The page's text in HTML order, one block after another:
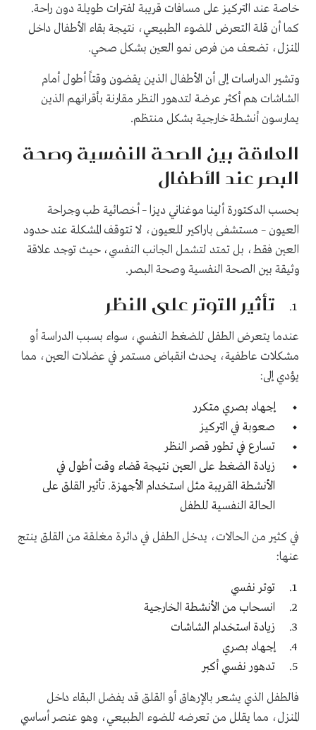
خاصة عند التركيز على مسافات قريبة لفترات طويلة دون راحة.
كما أن قلة التعرض للضوء الطبيعي، نتيجة بقاء الأطفال داخل
المنزل، تضعف من فرص نمو العين بشكل صحي.
وتشير الدراسات إلى أن الأطفال الذين يقضون وقتاً أطول أمام
الشاشات هم أكثر عرضة لتدهور النظر مقارنة بأقرانهم الذين
يمارسون أنشطة خارجية بشكل منتظم.
العلاقة بين الصحة النفسية وصحة
البصر عند الأطفال
بحسب الدكتورة ألينا موغناني ديزا – أخصائية طب وجراحة
العيون – مستشفى باراكير للعيون، لا تتوقف المشكلة عند حدود
العين فقط، بل تمتد لتشمل الجانب النفسي، حيث توجد علاقة
وثيقة بين الصحة النفسية وصحة البصر.
تأثير التوتر على النظر
عندما يتعرض الطفل للضغط النفسي، سواء بسبب الدراسة أو
مشكلات عاطفية، يحدث انقباض مستمر في عضلات العين، مما
يؤدي إلى:
إجهاد بصري متكرر
صعوبة في التركيز
تسارع في تطور قصر النظر
زيادة الضغط على العين نتيجة قضاء وقت أطول في
الأنشطة القريبة مثل استخدام الأجهزة. تأثير القلق على
الحالة النفسية للطفل
في كثير من الحالات، يدخل الطفل في دائرة مغلقة من القلق ينتج
عنها:
توتر نفسي
انسحاب من الأنشطة الخارجية
زيادة استخدام الشاشات
إجهاد بصري
تدهور نفسي أكبر
فالطفل الذي يشعر بالإرهاق أو القلق قد يفضل البقاء داخل
المنزل، مما يقلل من تعرضه للضوء الطبيعي، وهو عنصر أساسي